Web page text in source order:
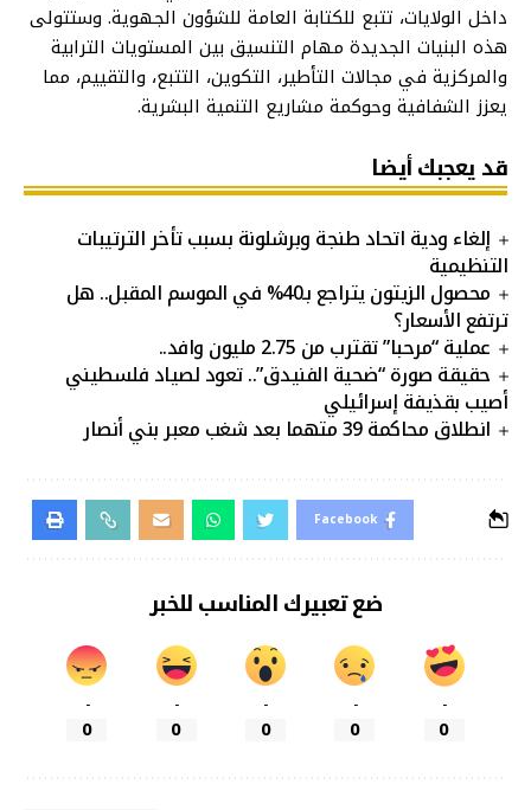
داخل الولايات، تتبع للكتابة العامة للشؤون الجهوية. وستتولى
هذه البنيات الجديدة مهام التنسيق بين المستويات الترابية
والمركزية في مجالات التأطير، التكوين، التتبع، والتقييم، مما
يعزز الشفافية وحوكمة مشاريع التنمية البشرية.
قد يعجبك أيضا
إلغاء ودية اتحاد طنجة وبرشلونة بسبب تأخر الترتيبات
التنظيمية
محصول الزيتون يتراجع بـ40% في الموسم المقبل.. هل
ترتفع الأسعار؟
عملية “مرحبا” تقترب من 2.75 مليون وافد..
حقيقة صورة “ضحية الفنيدق”.. تعود لصياد فلسطيني
أصيب بقذيفة إسرائيلي
انطلاق محاكمة 39 متهما بعد شغب معبر بني أنصار
Facebook
ضع تعبيرك المناسب للخبر
-
0
-
0
-
0
-
0
-
0